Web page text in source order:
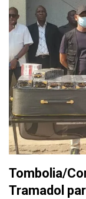
Tombolia/
Tramadol